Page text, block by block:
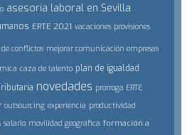
asesoría laboral en Sevilla
ERTE 2021 vacaciones provisiones
conflictos mejorar comunicación empresas
caza de talento plan de igualdad
novedades prorroga ERTE
outsourcing experiencia productividad
salario movilidad geográfica formación a